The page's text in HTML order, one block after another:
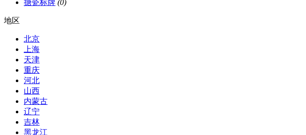
搪瓷标牌 (0)
地区
北京
上海
天津
重庆
河北
山西
内蒙古
辽宁
吉林
黑龙江